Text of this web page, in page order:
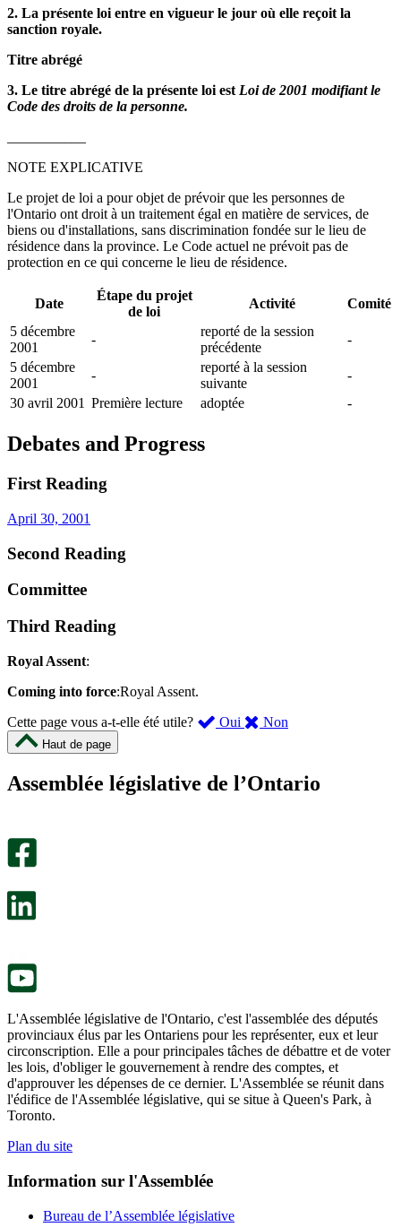
2. La présente loi entre en vigueur le jour où elle reçoit la
sanction royale.
Titre abrégé
3. Le titre abrégé de la présente loi est Loi de 2001 modifiant le
Code des droits de la personne.
NOTE EXPLICATIVE
Le projet de loi a pour objet de prévoir que les personnes de
l'Ontario ont droit à un traitement égal en matière de services, de
biens ou d'installations, sans discrimination fondée sur le lieu de
résidence dans la province. Le Code actuel ne prévoit pas de
protection en ce qui concerne le lieu de résidence.
Date
Étape du projet
de loi
Activité
Comité
5 décembre
2001
-
reporté de la session
précédente
-
5 décembre
2001
-
reporté à la session
suivante
-
30 avril 2001 Première lecture adoptée -
Debates and Progress
First Reading
April 30, 2001
Second Reading
Committee
Third Reading
Royal Assent:
Coming into force:Royal Assent.
Cette page vous a-t-elle été utile?
Oui ,
été
Non
m’a
Haut de page
Assemblée législative de l’Ontario
L'Assemblée législative de l'Ontario, c'est l'assemblée des députés
provinciaux élus par les Ontariens pour les représenter, eux et leur
circonscription. Elle a pour principales tâches de débattre et de voter
les lois, d'obliger le gouvernement à rendre des comptes, et
d'approuver les dépenses de ce dernier. L'Assemblée se réunit dans
l'édifice de l'Assemblée législative, qui se situe à Queen's Park, à
Toronto.
Plan du site
Information sur l'Assemblée
Bureau de l’Assemblée législative